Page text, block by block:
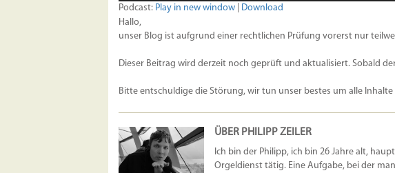
Podcast: Play in new window
Download
Hallo,
unser Blog ist aufgrund einer rechtlichen Prüfung vorerst nur
Dieser Beitrag wird derzeit noch geprüft und aktualisiert. Sobald
Bitte entschuldige die Störung, wir tun unser bestes um alle
ÜBER PHILIPP ZEILER
Ich bin der Philipp, ich bin 26 Jahre alt,
Orgeldienst tätig. Eine Aufgabe, bei der